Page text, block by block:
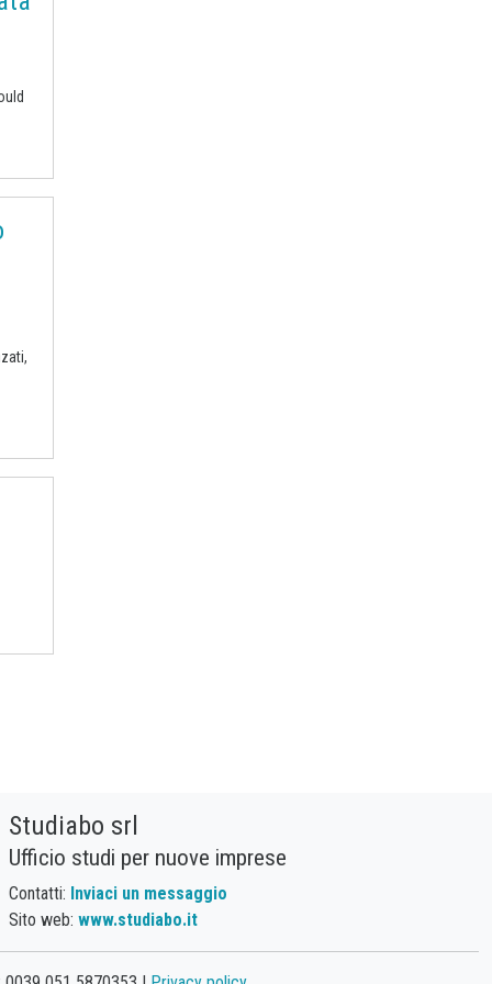
Studiabo srl
Ufficio studi per nuove imprese
Contatti: Inviaci un messaggio
Sito web: www.studiabo.it